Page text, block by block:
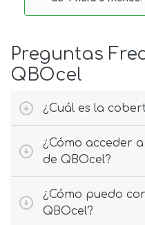
Preguntas
QBOcel
¿Cuál es la
¿Cómo acceder
de QBOcel?
¿Cómo puedo
QBOcel?